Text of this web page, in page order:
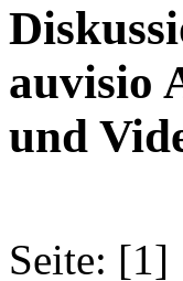
auvisio
und
Seite: [1]